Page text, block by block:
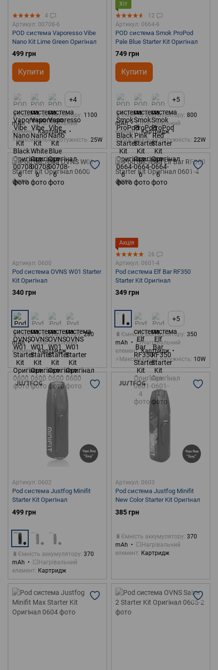
4
Артикул: 00708-6
POD система Vaporesso Vibe
Nano Kit Lime Green Оригінал
499 грн
Купити
+4
🔋Ємність аккумулятору 1100
mAh
💥Нагрівальний
елемент Картридж
⚡Максимальна потужність 25W
Хіт
12
Артикул: 0664-6
POD система Smok ProPod
Pale Blue Starter Kit Оригінал
749 грн
Купити
+5
🔋Ємність аккумулятору 800
mAh
💥Нагрівальний
елемент Картридж
⚡Максимальна потужність 22W
Артикул: 0600
Pod система OVNS W01 Starter
Kit Оригінал
340 грн
🔋Ємність аккумулятору 280
mAh
💥Нагрівальний
елемент Картридж
Акція
26
Артикул: 0601-4
Pod система Elf Bar RF350
Starter Kit Оригінал
349 грн
+5
🔋Ємність аккумулятору 350
mAh
💥Нагрівальний
елемент Картридж
⚡Максимальна потужність 10W
Артикул: 0602
Pod система Justfog Minifit
Starter Kit Оригінал
499 грн
🔋Ємність аккумулятору 370
mAh
💥Нагрівальний
елемент Картридж
Артикул: 0603
Pod система Justfog Minifit
New Color Starter Kit Оригінал
385 грн
🔋Ємність аккумулятору 370
mAh
💥Нагрівальний
елемент Картридж